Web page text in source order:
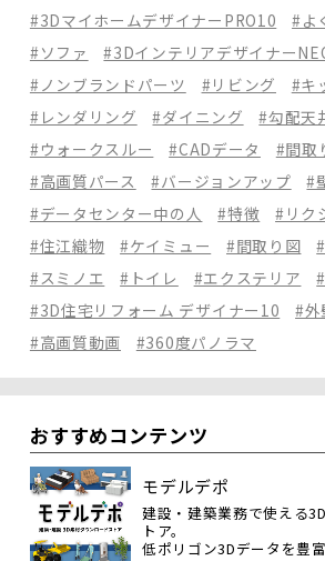
#3DマイホームデザイナーPRO10
#よ
#ソファ
#3Dインテリアデザイナー
#ノンブランドパーツ
#リビング
#キ
#レンダリング
#ダイニング #勾配天
#ウォークスルー
#CADデータ #間取
#高画質パース
#バージョンアップ
#
#データセンター中の人
#特徴 #リク
#住江織物
#ケイミュー #間取り図
#スミノエ
#トイレ #エクステリア
#3D住宅リフォーム デザイナー10
#外
#高画質動画
#360度パノラマ
おすすめコンテンツ
モデルデポ
建設・建築業務で使える
トア。
低ポリゴン3Dデータを豊富